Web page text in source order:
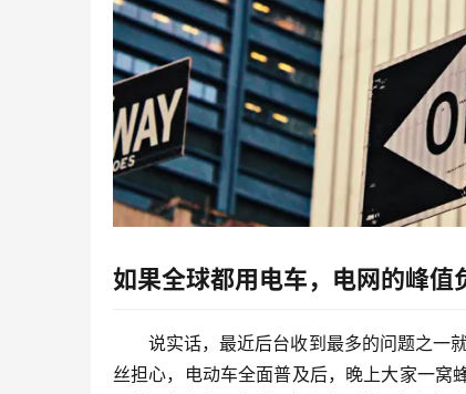
如果全球都用电车，电网的峰值
说实话，最近后台收到最多的问题之一
丝担心，电动车全面普及后，晚上大家一窝